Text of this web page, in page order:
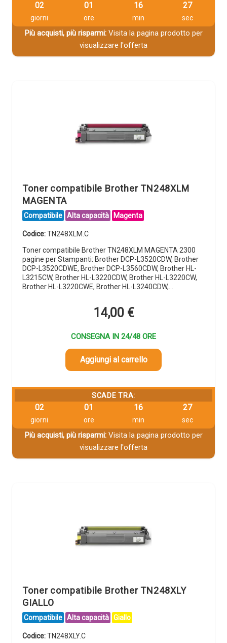
02
giorni
01
ore
16
min
26
sec
Più acquisti, più risparmi:Visita la pagina prodotto per
visualizzare l'offerta
Toner compatibile Brother TN248XLM
MAGENTA
Compatibile Alta capacità Magenta
Codice:TN248XLM.C
Toner compatibile Brother TN248XLM MAGENTA 2300
pagine per Stampanti: Brother DCP-L3520CDW, Brother
DCP-L3520CDWE, Brother DCP-L3560CDW, Brother HL-
L3215CW, Brother HL-L3220CDW, Brother HL-L3220CW,
Brother HL-L3220CWE, Brother HL-L3240CDW,…
14,00 €
CONSEGNA IN 24/48 ORE
Aggiungi al carrello
SCADE TRA:
02
giorni
01
ore
16
min
26
sec
Più acquisti, più risparmi:Visita la pagina prodotto per
visualizzare l'offerta
Toner compatibile Brother TN248XLY
GIALLO
Compatibile Alta capacità Giallo
Codice:TN248XLY.C